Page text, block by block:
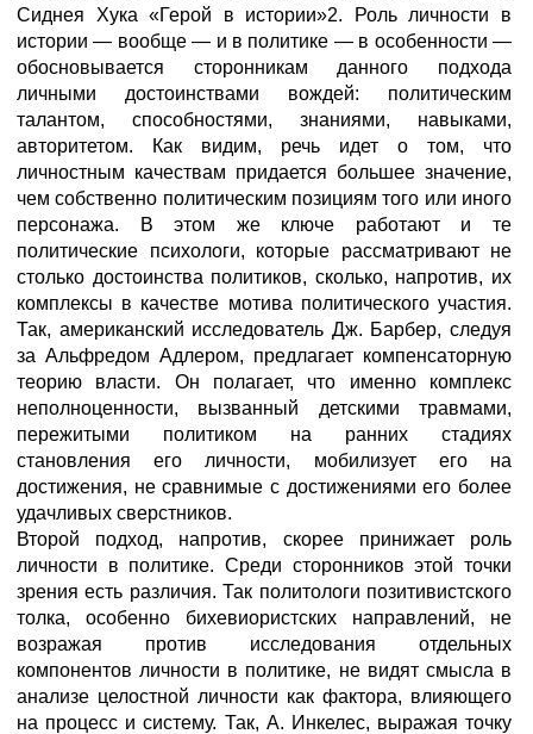
Сиднея Хука «Герой в истории»2. Роль личности в
истории — вообще — и в политике — в особенности —
обосновывается сторонникам данного подхода
личными достоинствами вождей: политическим
талантом, способностями, знаниями, навыками,
авторитетом. Как видим, речь идет о том, что
личностным качествам придается большее значение,
чем собственно политическим позициям того или иного
персонажа. В этом же ключе работают и те
политические психологи, которые рассматривают не
столько достоинства политиков, сколько, напротив, их
комплексы в качестве мотива политического участия.
Так, американский исследователь Дж. Барбер, следуя
за Альфредом Адлером, предлагает компенсаторную
теорию власти. Он полагает, что именно комплекс
неполноценности, вызванный детскими травмами,
пережитыми политиком на ранних стадиях
становления его личности, мобилизует его на
достижения, не сравнимые с достижениями его более
удачливых сверстников.
Второй подход, напротив, скорее принижает роль
личности в политике. Среди сторонников этой точки
зрения есть различия. Так политологи позитивистского
толка, особенно бихевиористских направлений, не
возражая против исследования отдельных
компонентов личности в политике, не видят смысла в
анализе целостной личности как фактора, влияющего
на процесс и систему. Так, А. Инкелес, выражая точку